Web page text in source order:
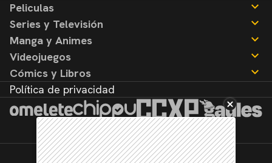
Peliculas
Noticias
Reseñas
Series y Televisión
Noticias
Reseñas
Manga y Animes
Noticias
Reseñas
Videojuegos
Noticias
Reseñas
Cómics y Libros
Noticias
Reseñas
Política de privacidad